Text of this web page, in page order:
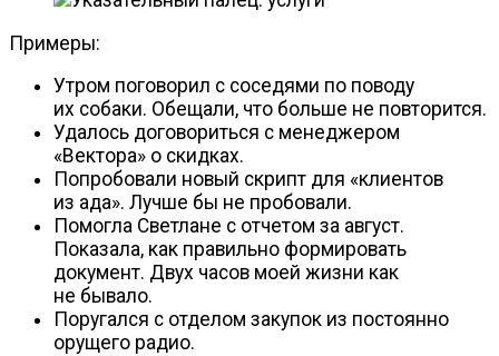
Примеры:
Утром поговорил с соседями по поводу
их собаки. Обещали, что больше не повторится.
Удалось договориться с менеджером
«Вектора» о скидках.
Попробовали новый скрипт для «клиентов
из ада». Лучше бы не пробовали.
Помогла Светлане с отчетом за август.
Показала, как правильно формировать
документ. Двух часов моей жизни как
не бывало.
Поругался с отделом закупок из постоянно
орущего радио.